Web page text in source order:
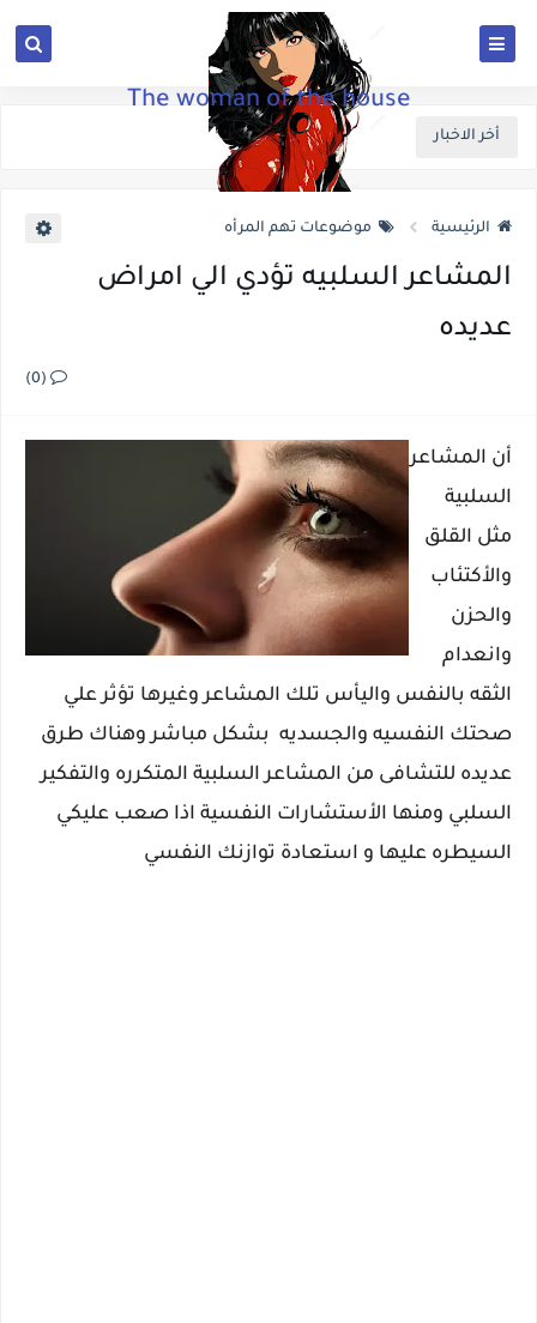
The woman of the house
أخر الاخبار
الرئيسية موضوعات تهم المرأه
المشاعر السلبيه تؤدي الي امراض
عديده
(0)
أن المشاعر
السلبية
مثل القلق
والأكتئاب
والحزن
وانعدام
الثقه بالنفس واليأس تلك المشاعر وغيرها تؤثر علي
صحتك النفسيه والجسديه بشكل مباشر وهناك طرق
عديده للتشافى من المشاعر السلبية المتكرره والتفكير
السلبي ومنها الأستشارات النفسية اذا صعب عليكي
السيطره عليها و استعادة توازنك النفسي